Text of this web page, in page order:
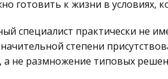
готовить к жизни в условиях,
специалист практически не
степени
не размножение типовых